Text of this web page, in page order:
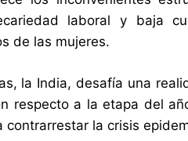
laboral y baja
de las mujeres.
la India, desafía una
respecto a la etapa del
la crisis